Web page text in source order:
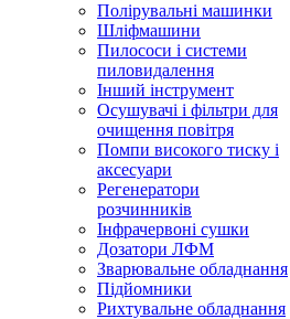
Полірувальні машинки
Шліфмашини
Пилососи і системи
пиловидалення
Інший інструмент
Осушувачі і фільтри для
очищення повітря
Помпи високого тиску і
аксесуари
Регенератори
розчинників
Інфрачервоні сушки
Дозатори ЛФМ
Зварювальне обладнання
Підйомники
Рихтувальне обладнання